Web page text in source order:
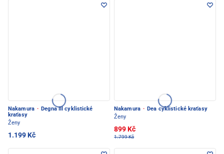
Nakamura · Degna III cyklistické
kraťasy
Ženy
1.199 Kč
Nakamura · Dea cyklistické kraťasy
Ženy
899 Kč
1.799 Kč